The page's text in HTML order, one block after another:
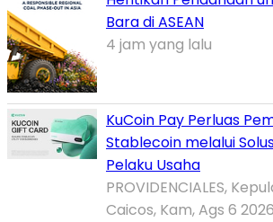
Bara di ASEAN
4 jam yang lalu
KuCoin Pay Perluas
Stablecoin melalui
Pelaku Usaha
PROVIDENCIALES,
Caicos, Kam, Ags 6